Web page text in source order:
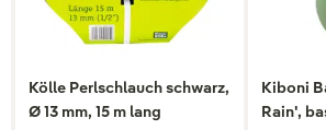
Kölle Perlschlauch schwarz,
Ø 13 mm, 15 m lang
Kiboni
Rain',